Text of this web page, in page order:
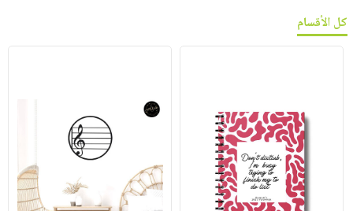
كل الأقسام